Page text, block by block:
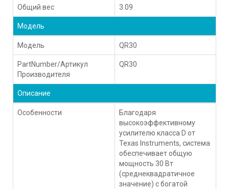
Общий вес 3.09
Модель
Модель QR30
PartNumber/Артикул
Производителя
QR30
Описание
Особенности
Благодаря
высокоэффективному
усилителю класса D от
Texas Instruments, система
обеспечивает общую
мощность 30 Вт
(среднеквадратичное
значение) с богатой